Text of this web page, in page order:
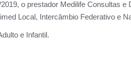
, o prestador Medilife Consultas e
Local, Intercâmbio Federativo e
e Infantil.